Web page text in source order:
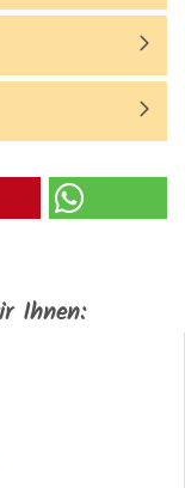
Ihnen: